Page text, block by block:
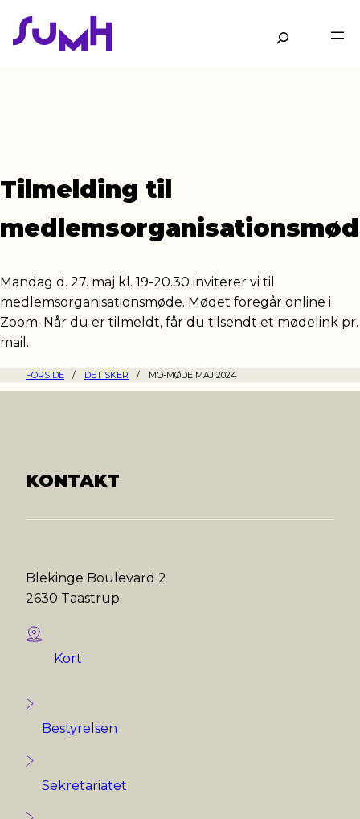
hovedindhold
Søg
Tilmelding til
Mandag d. 27. maj kl. 19-20.30 inviterer vi til
medlemsorganisationsmøde. Mødet foregår online i
Zoom. Når du er tilmeldt, får du tilsendt et mødelink pr.
mail.
FORSIDE / DET SKER / MO-MØDE MAJ 2024
KONTAKT
Blekinge Boulevard 2
2630 Taastrup
Kort
Bestyrelsen
Sekretariatet